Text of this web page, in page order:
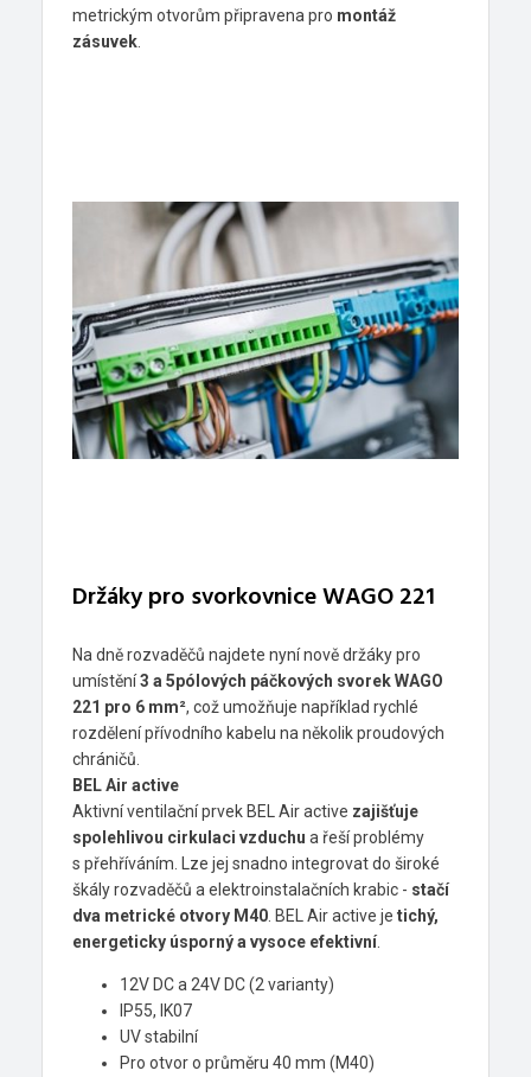
metrickým otvorům připravena pro montáž
zásuvek
Držáky pro svorkovnice WAGO 221
Na dně rozvaděčů najdete nyní nově držáky pro
umístění3 a 5pólových páčkových svorek WAGO
221 pro 6 mm², což umožňuje například rychlé
rozdělení přívodního kabelu na několik proudových
chráničů.
BEL Air active
Aktivní ventilační prvek BEL Air active zajišťuje
spolehlivou cirkulaci vzduchu a řeší problémy
s přehříváním. Lze jej snadno integrovat do široké
škály rozvaděčů a elektroinstalačních krabic - stačí
dva metrické otvory M40 . BEL Air active je tichý,
energeticky úsporný a vysoce efektivní.
12V DC a 24V DC (2 varianty)
IP55, IK07
UV stabilní
Pro otvor o průměru 40 mm (M40)